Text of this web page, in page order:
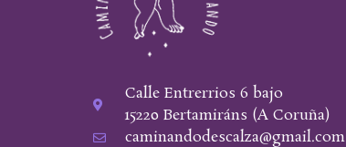
Calle Entrerrios 6 bajo
15220 Bertamiráns (A Coruña)
caminandodescalza@gmail.com